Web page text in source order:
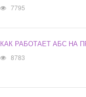
7795
КАК РАБОТАЕТ АБС НА
8783